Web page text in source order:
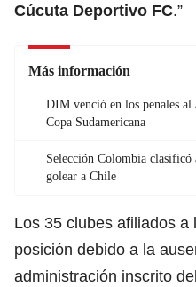
Cúcuta Deportivo FC.”
Más información
DIM venció en los penales
Copa Sudamericana
Selección Colombia
golear a Chile
Los 35 clubes afiliados a
posición debido a la
administración inscrito del